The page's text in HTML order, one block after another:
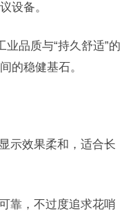
设备。
业品质与“持久舒适”的
的稳健基石。
示效果柔和，适合长
靠，不过度追求花哨